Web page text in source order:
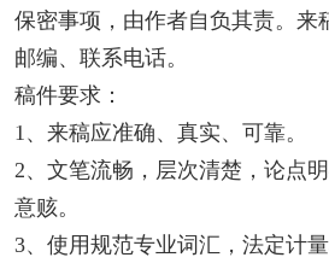
保密事项，由作者自负其责。来
邮编、联系电话。
稿件要求：
1、来稿应准确、真实、可靠。
2、文笔流畅，层次清楚，论点
意赅。
3、使用规范专业词汇，法定计